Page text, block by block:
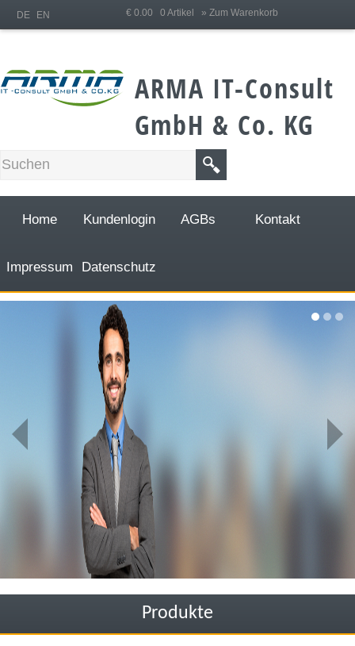
€ 0.00 0 Artikel » Zum Warenkorb
DE EN
ARMA IT-Consult
GmbH & Co. KG
Home Kundenlogin AGBs Kontakt
Impressum Datenschutz
Produkte